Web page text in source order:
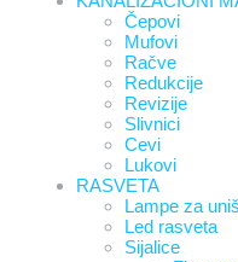
Čepovi
Mufovi
Račve
Redukcije
Revizije
Slivnici
Cevi
Lukovi
RASVETA
Lampe za
Led rasveta
Sijalice